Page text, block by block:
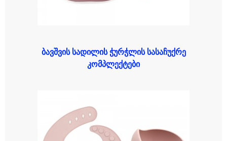
ბავშვის სადილის ჭურჭლის სასაჩუქრე
კომპლექტები